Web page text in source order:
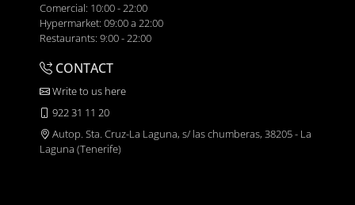
Comercial: 10:00 - 22:00
Hypermarket: 09:00 a 22:00
Restaurants: 9:00 - 22:00
CONTACT
Write to us here
922 31 11 20
Autop. Sta. Cruz-La Laguna, s/ las chumberas, 38205 - La
Laguna (Tenerife)